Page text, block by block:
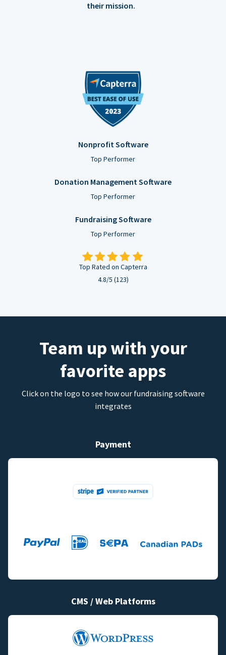
their mission.
Nonprofit Software
Top Performer
Donation Management Software
Top Performer
Fundraising Software
Top Performer
Top Rated on Capterra
4.8/5 (123)
Team up with your
favorite apps
Click on the logo to see how our fundraising software
integrates
Payment
CMS / Web Platforms